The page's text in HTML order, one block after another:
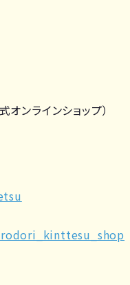
ンラインショップ）